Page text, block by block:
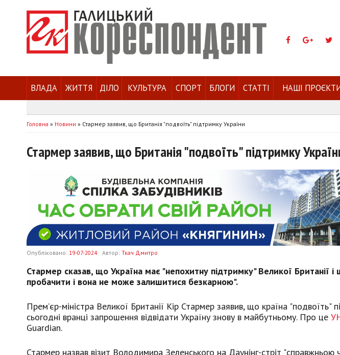
ВЛАДА ЖИТТЯ ДІЛО КУЛЬТУРА СПОРТ БЛОГИ СТАТТІ НАШІ
Головна » Новини » Стармер заявив, що Британія "подвоїть" підтримку України
Стармер заявив, що Британія "подвоїть" підтримку
Опубліковано: 19-07-2024 Автор: Ткач Дмитро
Стармер сказав, що Україна має "непохитну підтримку" Великої Британії і
пробачити і вона не може залишитися безкарною".
Прем’єр-міністра Великої Британії Кір Стармер заявив, що країна "подвоїть"
сьогодні вранці запрошення відвідати Україну знову в майбутньому. Про це
Guardian.
Стармер назвав візит Володимира Зеленського на Даунінг-стріт "справжньою